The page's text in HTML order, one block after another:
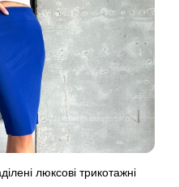
люксові трикотажні